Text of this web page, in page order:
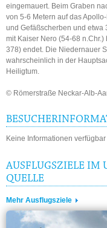
eingemauert. Beim Graben
von 5-6 Metern auf das
und Gefäßscherben und etwa
mit Kaiser Nero (54-68
378) endet. Die Niedernauer
wahrscheinlich in der
Heiligtum.
© Römerstraße Neckar-Alb-
Keine Informationen verfügbar
AUSFLUGSZIELE IM
QUELLE
Mehr Ausflugsziele